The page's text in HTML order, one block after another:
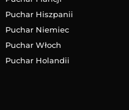
Puchar Hiszpanii
Puchar Niemiec
Puchar Włoch
Puchar Holandii